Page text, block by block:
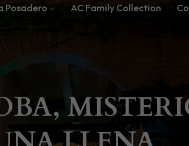
Posadero AC Family Collection